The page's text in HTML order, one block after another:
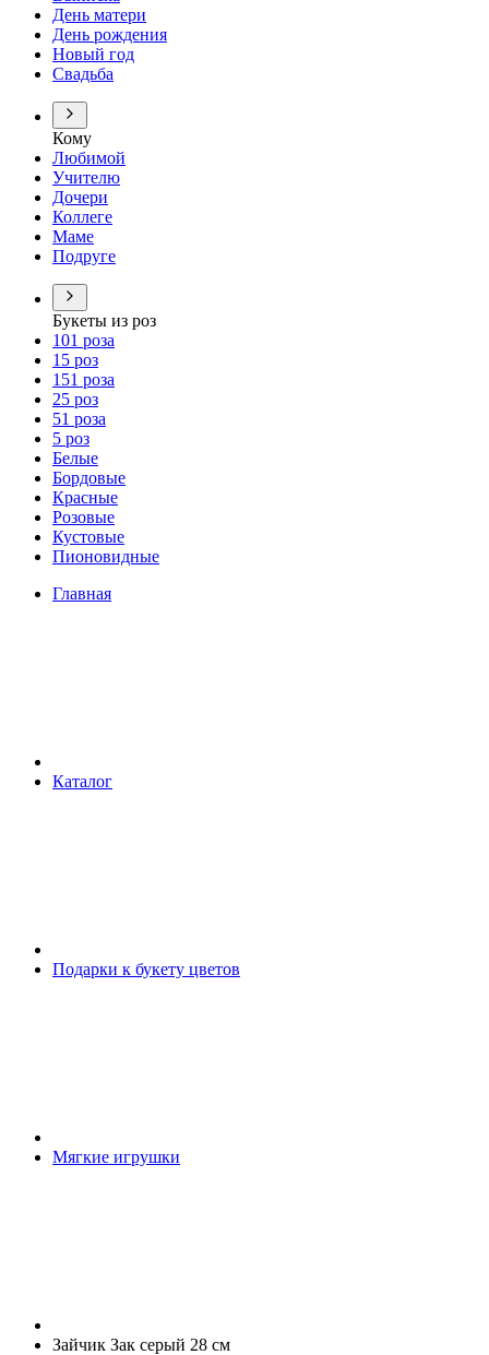
День матери
День рождения
Новый год
Свадьба
Кому
Любимой
Учителю
Дочери
Коллеге
Маме
Подруге
Букеты из роз
101 роза
15 роз
151 роза
25 роз
51 роза
5 роз
Белые
Бордовые
Красные
Розовые
Кустовые
Пионовидные
Главная
Каталог
Подарки к букету цветов
Мягкие игрушки
Зайчик Зак серый 28 см